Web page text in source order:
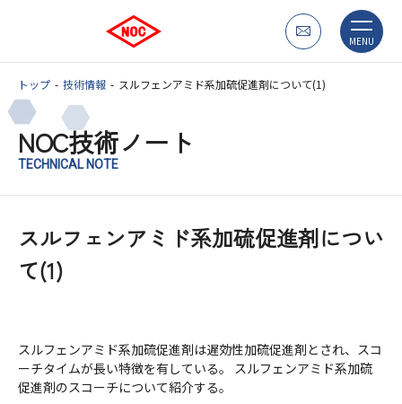
MENU
トップ 技術情報 スルフェンアミド系加硫促進剤について(1)
NOC技術ノート
TECHNICAL NOTE
スルフェンアミド系加硫促進剤につい
て(1)
スルフェンアミド系加硫促進剤は遅効性加硫促進剤とされ、スコ
ーチタイムが長い特徴を有している。 スルフェンアミド系加硫
促進剤のスコーチについて紹介する。